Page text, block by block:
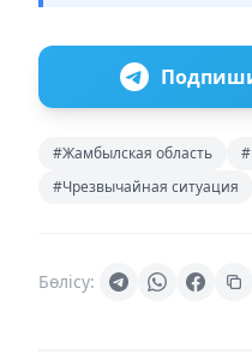
#Жамбылская область
#Чрезвычайная ситуация
Бөлісу: